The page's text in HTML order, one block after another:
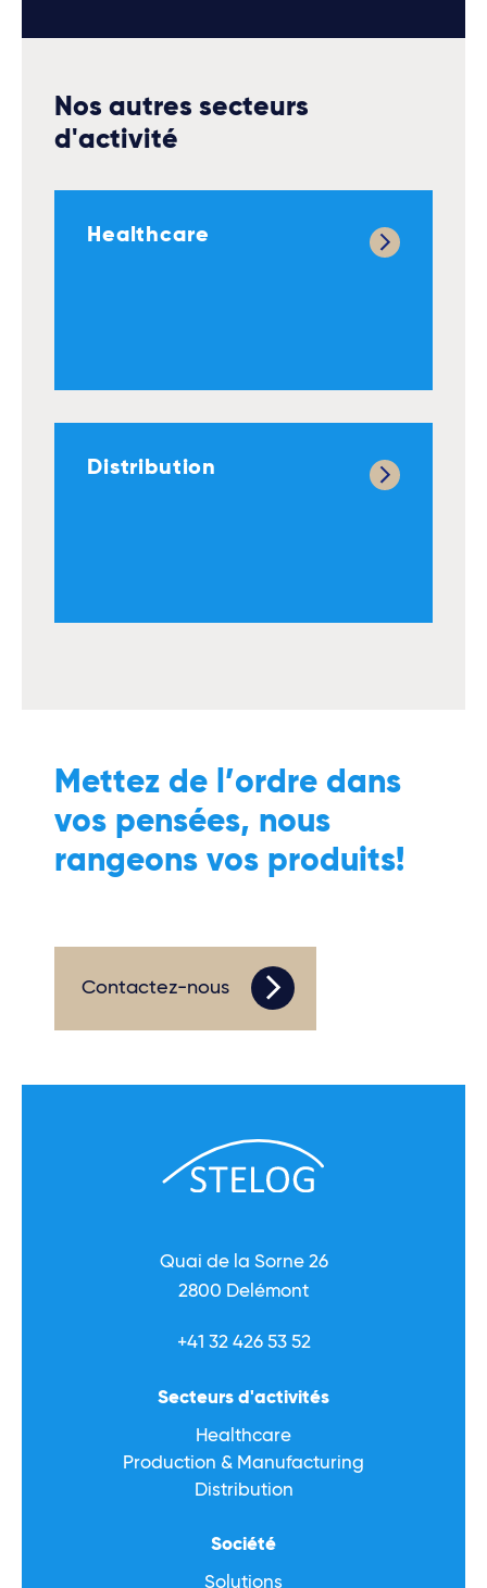
Nos autres secteurs
d'activité
Healthcare
Distribution
Mettez de l’ordre dans
vos pensées, nous
rangeons vos produits!
Contactez-nous
Quai de la Sorne 26
2800 Delémont
+41 32 426 53 52
Secteurs d'activités
Healthcare
Production & Manufacturing
Distribution
Société
Solutions